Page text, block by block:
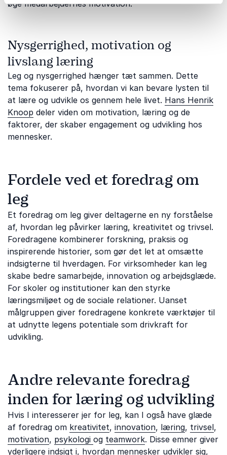
øge medarbejdernes motivation.
Nysgerrighed, motivation og
livslang læring
Leg og nysgerrighed hænger tæt sammen. Dette
tema fokuserer på, hvordan vi kan bevare lysten til
at lære og udvikle os gennem hele livet. Hans Henrik
Knoop deler viden om motivation, læring og de
faktorer, der skaber engagement og udvikling hos
mennesker.
Fordele ved et foredrag om
leg
Et foredrag om leg giver deltagerne en ny forståelse
af, hvordan leg påvirker læring, kreativitet og trivsel.
Foredragene kombinerer forskning, praksis og
inspirerende historier, som gør det let at omsætte
indsigterne til hverdagen. For virksomheder kan leg
skabe bedre samarbejde, innovation og arbejdsglæde.
For skoler og institutioner kan den styrke
læringsmiljøet og de sociale relationer. Uanset
målgruppen giver foredragene konkrete værktøjer til
at udnytte legens potentiale som drivkraft for
udvikling.
Andre relevante foredrag
inden for læring og udvikling
Hvis I interesserer jer for leg, kan I også have glæde
af foredrag om kreativitet, innovation, læring, trivsel,
motivation, psykologi og teamwork. Disse emner giver
yderligere indsigt i, hvordan mennesker udvikler sig,